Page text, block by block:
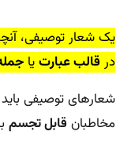
یک شعار توصیفی،
درقالب عبارتیا
شعارهای توصیفی باید
مخاطبان قابل تجسم